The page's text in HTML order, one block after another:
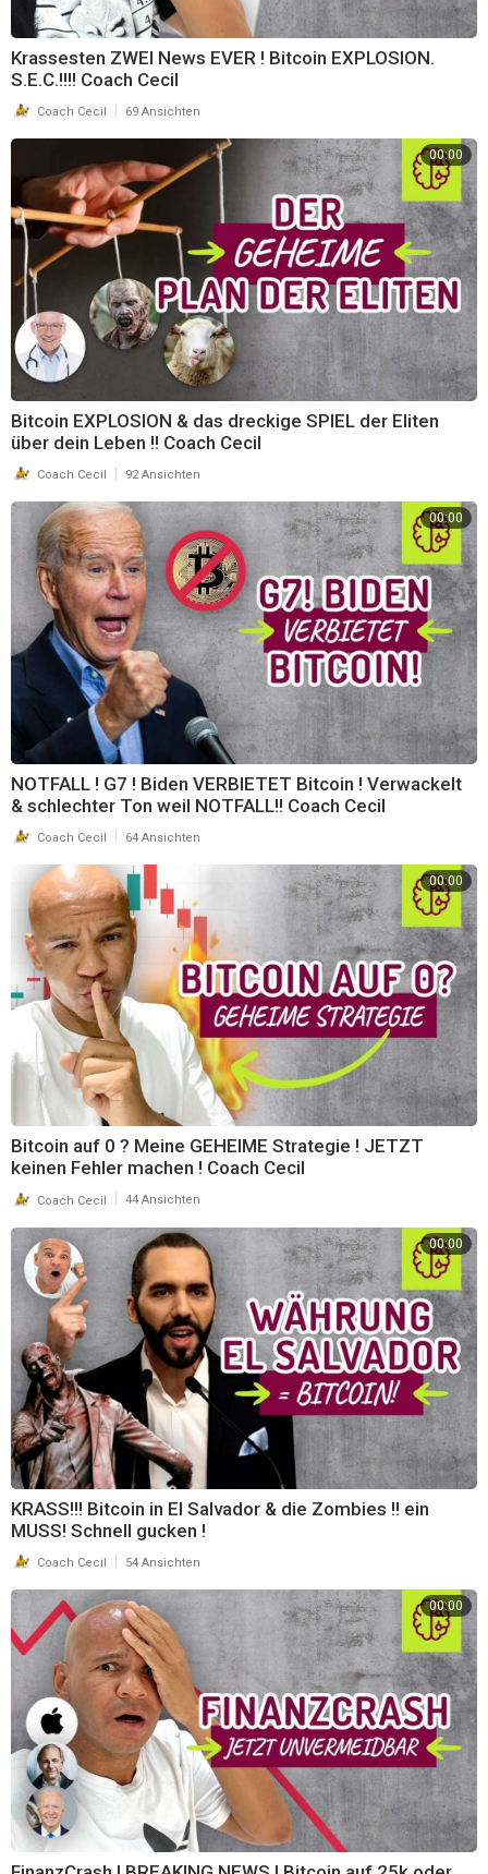
Krassesten ZWEI News EVER ! Bitcoin EXPLOSION.
S.E.C.!!!! Coach Cecil
Coach Cecil 69 Ansichten
00:00
Bitcoin EXPLOSION & das dreckige SPIEL der Eliten
über dein Leben !! Coach Cecil
Coach Cecil 92 Ansichten
00:00
NOTFALL ! G7 ! Biden VERBIETET Bitcoin ! Verwackelt
& schlechter Ton weil NOTFALL!! Coach Cecil
Coach Cecil 64 Ansichten
00:00
Bitcoin auf 0 ? Meine GEHEIME Strategie ! JETZT
keinen Fehler machen ! Coach Cecil
Coach Cecil 44 Ansichten
00:00
KRASS!!! Bitcoin in El Salvador & die Zombies !! ein
MUSS! Schnell gucken !
Coach Cecil 54 Ansichten
00:00